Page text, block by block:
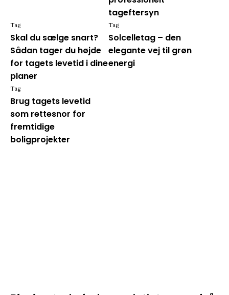
tageftersyn
Skal du sælge snart?
Sådan tager du højde
for tagets levetid i dine
planer
Tag
Solcelletag – den
elegante vej til grøn
energi
Tag
Brug tagets levetid
som rettesnor for
fremtidige
boligprojekter
Tag